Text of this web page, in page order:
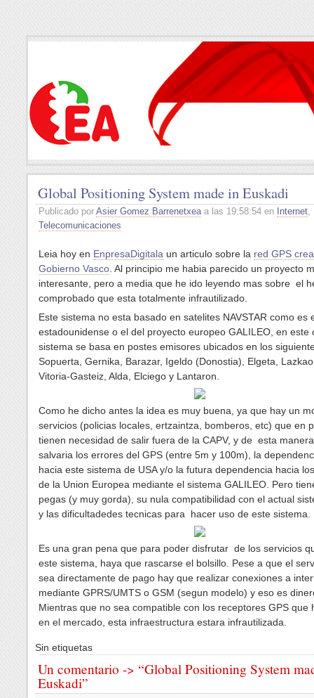
Global Positioning System made in Euskadi
Publicado por Asier Gomez Barrenetxeaa las 19:58:54 en Internet,
Telecomunicaciones
Leia hoy en EnpresaDigitala un articulo sobre la red GPS
Gobierno Vasco . Al principio me habia parecido un proyecto
interesante, pero a media que he ido leyendo mas sobre el
comprobado que esta totalmente infrautilizado.
Este sistema no esta basado en satelites NAVSTAR como es
estadounidense o el del proyecto europeo GALILEO, en este
sistema se basa en postes emisores ubicados en los
Sopuerta, Gernika, Barazar, Igeldo (Donostia), Elgeta,
Vitoria-Gasteiz, Alda, Elciego y Lantaron.
Como he dicho antes la idea es muy buena, ya que hay un
servicios (policias locales, ertzaintza, bomberos, etc) que en
tienen necesidad de salir fuera de la CAPV, y de esta
salvaria los errores del GPS (entre 5m y 100m), la
hacia este sistema de USA y/o la futura dependencia hacia
de la Union Europea mediante el sistema GALILEO. Pero
pegas (y muy gorda), su nula compatibilidad con el actual
y las dificultadedes tecnicas para hacer uso de este sistema.
Es una gran pena que para poder disfrutar de los servicios
este sistema, haya que rascarse el bolsillo. Pese a que el
sea directamente de pago hay que realizar conexiones a
mediante GPRS/UMTS o GSM (segun modelo) y eso es
Mientras que no sea compatible con los receptores GPS que
en el mercado, esta infraestructura estara infrautilizada.
Sin etiquetas
Un comentario -> “Global Positioning System
Euskadi”